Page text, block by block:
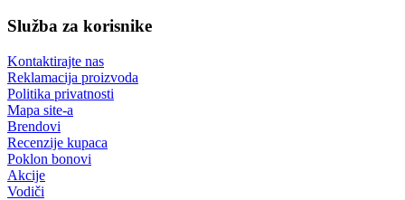
Služba za korisnike
Kontaktirajte nas
Reklamacija proizvoda
Politika privatnosti
Mapa site-a
Brendovi
Recenzije kupaca
Poklon bonovi
Akcije
Vodiči